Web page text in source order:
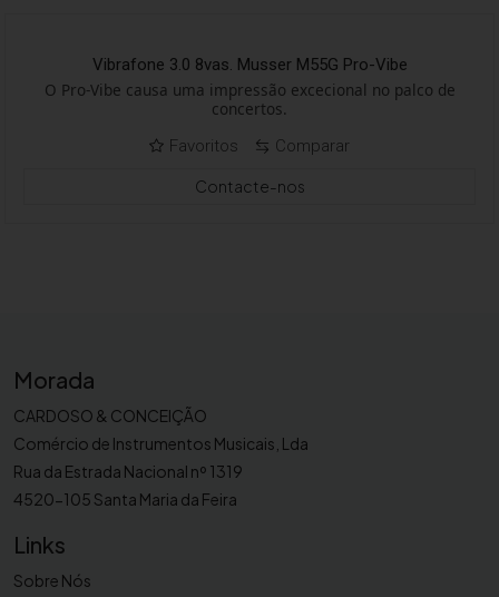
Vibrafone 3.0 8vas. Musser M55G Pro-Vibe
O Pro-Vibe causa uma impressão excecional no palco de
concertos.
Favoritos
Comparar
Contacte-nos
Morada
CARDOSO & CONCEIÇÃO
Comércio de Instrumentos Musicais, Lda
Rua da Estrada Nacional nº 1319
4520-105 Santa Maria da Feira
Links
Sobre Nós